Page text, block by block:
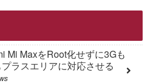
Mi MaxをRoot化せずに3Gも
ラスエリアに対応させる